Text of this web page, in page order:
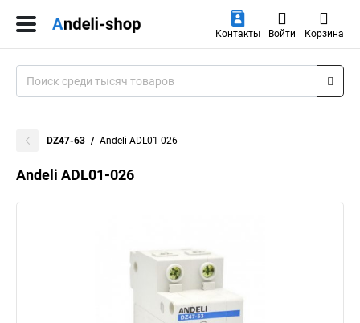
Контакты Войти Корзина
DZ47-63 Andeli ADL01-026
Andeli ADL01-026